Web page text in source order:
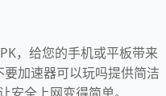
，给您的手机或平板带来
加速器可以玩吗提供简洁